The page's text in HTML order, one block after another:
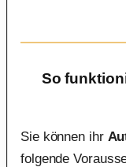
So
Sie können ihr
folgende